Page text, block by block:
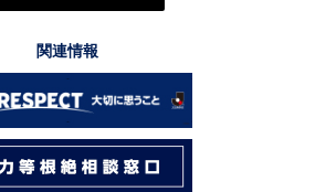
関連情報